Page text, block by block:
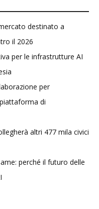
destinato a
il 2026
per le infrastrutture AI
per
di
altri 477 mila civici
perché il futuro delle